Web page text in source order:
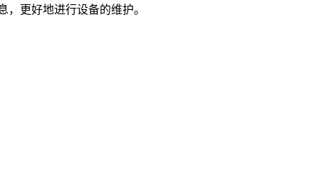
更好地进行设备的维护。